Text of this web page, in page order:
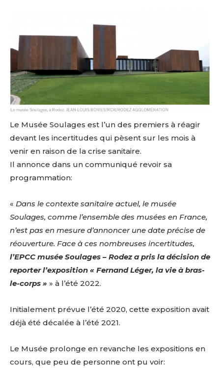
Le Musée Soulages est l’un des premiers à réagir
devant les incertitudes qui pèsent sur les mois à
venir en raison de la crise sanitaire.
Il annonce dans un communiqué revoir sa
programmation:
« Dans le contexte sanitaire actuel, le musée
Soulages, comme l’ensemble des musées en France,
n’est pas en mesure d’annoncer une date précise de
réouverture. Face à ces nombreuses incertitudes,
l’EPCC musée Soulages – Rodez a pris la décision de
reporter l’exposition « Fernand Léger, la vie à bras-
le-corps » » à l’été 2022.
Initialement prévue l’été 2020, cette exposition avait
déjà été décalée à l’été 2021.
Le Musée prolonge en revanche les expositions en
cours, que peu de personne ont pu voir: